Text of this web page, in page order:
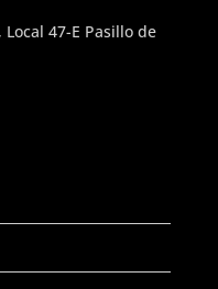
47-E Pasillo de